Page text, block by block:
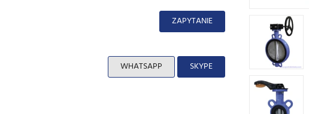
ZAPYTANIE
SKYPE
WHATSAPP